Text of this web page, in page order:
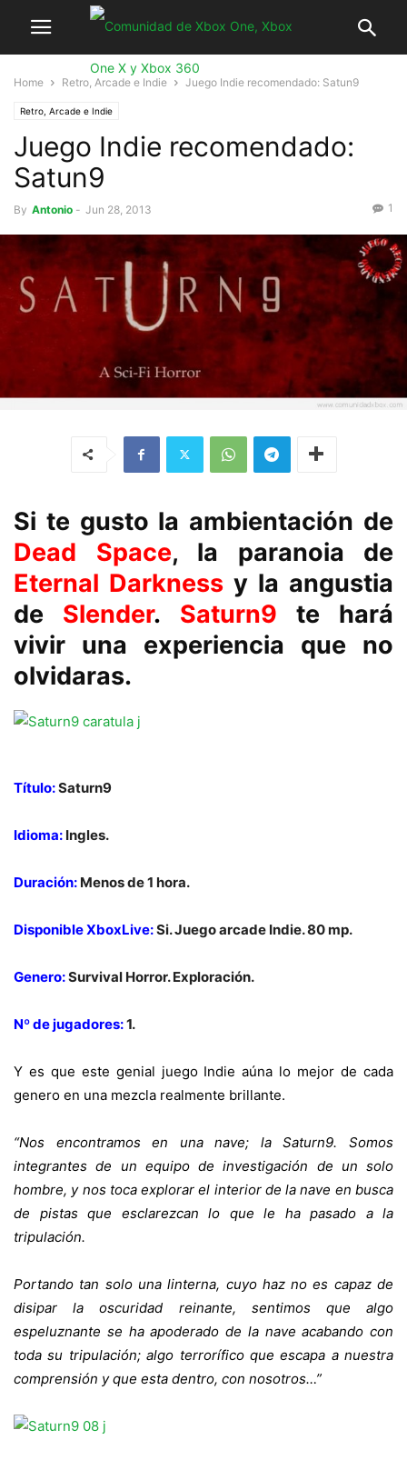
Home Retro, Arcade e Indie Juego Indie recomendado: Satun9
Retro, Arcade e Indie
Juego Indie recomendado:
Satun9
By Antonio - Jun 28, 2013 1
Si te gusto la ambientación de
Dead Space, la paranoia de
Eternal Darkness y la angustia
de Slender. Saturn9 te hará
vivir una experiencia que no
olvidaras.
Título:Saturn9
Idioma: Ingles.
Duración: Menos de 1 hora.
Disponible XboxLive:Si. Juego arcade Indie. 80 mp.
Genero:Survival Horror. Exploración.
Nº de jugadores:1.
Y es que este genial juego Indie aúna lo mejor de cada
genero en una mezcla realmente brillante.
“Nos encontramos en una nave; la Saturn9. Somos
integrantes de un equipo de investigación de un solo
hombre, y nos toca explorar el interior de la nave en busca
de pistas que esclarezcan lo que le ha pasado a la
tripulación.
Portando tan solo una linterna, cuyo haz no es capaz de
disipar la oscuridad reinante, sentimos que algo
espeluznante se ha apoderado de la nave acabando con
toda su tripulación; algo terrorífico que escapa a nuestra
comprensión y que esta dentro, con nosotros…”